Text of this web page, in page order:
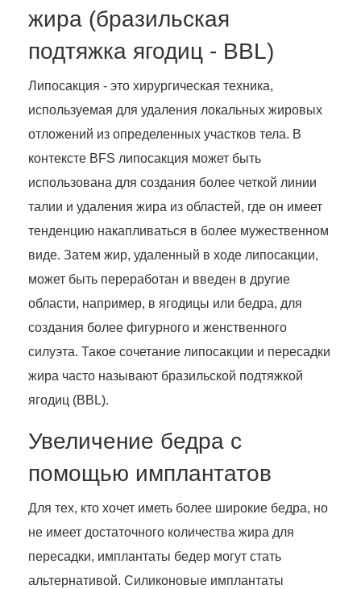
жира (бразильская
подтяжка ягодиц - BBL)
Липосакция - это хирургическая техника,
используемая для удаления локальных жировых
отложений из определенных участков тела. В
контексте BFS липосакция может быть
использована для создания более четкой линии
талии и удаления жира из областей, где он имеет
тенденцию накапливаться в более мужественном
виде. Затем жир, удаленный в ходе липосакции,
может быть переработан и введен в другие
области, например, в ягодицы или бедра, для
создания более фигурного и женственного
силуэта. Такое сочетание липосакции и пересадки
жира часто называют бразильской подтяжкой
ягодиц (BBL).
Увеличение бедра с
помощью имплантатов
Для тех, кто хочет иметь более широкие бедра, но
не имеет достаточного количества жира для
пересадки, имплантаты бедер могут стать
альтернативой. Силиконовые имплантаты